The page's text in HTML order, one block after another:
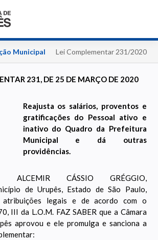
Municipal Lei Complementar 231/2020
231, DE 25 DE MARÇO DE 2020
Reajusta os salários, proventos e
gratificações do Pessoal ativo e
inativo do Quadro da Prefeitura
Municipal e dá outras
providências.
ALCEMIR CÁSSIO GRÉGGIO,
de Urupês, Estado de São Paulo,
atribuições legais e de acordo com o
III da L.O.M. FAZ SABER que a Câmara
aprovou e ele promulga e sanciona a